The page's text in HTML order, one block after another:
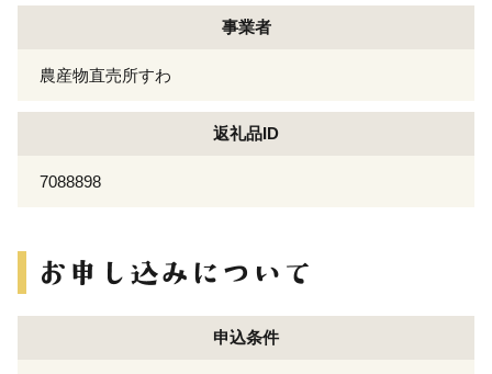
事業者
農産物直売所すわ
返礼品ID
7088898
申込条件